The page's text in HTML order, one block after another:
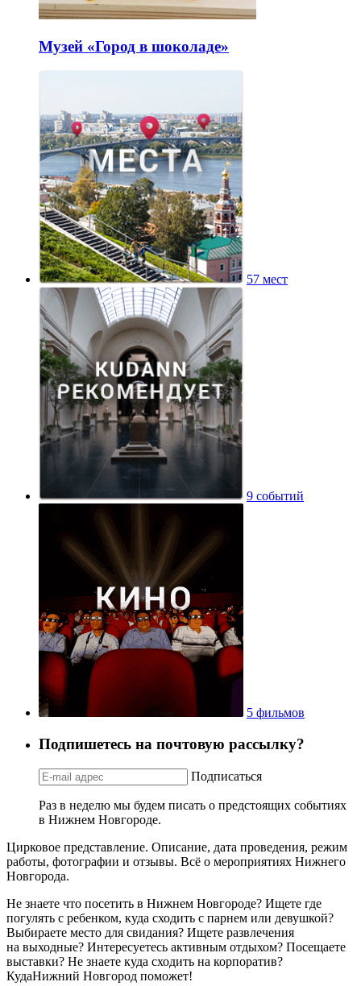
Музей «Город в шоколаде»
57 мест
9 событий
5 фильмов
Подпишетесь на почтовую рассылку?
Подписаться
Раз в неделю мы будем писать о предстоящих событиях
в Нижнем Новгороде.
Цирковое представление. Описание, дата проведения, режим
работы, фотографии и отзывы. Всё о мероприятиях Нижнего
Новгорода.
Не знаете что посетить в Нижнем Новгороде? Ищете где
погулять с ребенком, куда сходить с парнем или девушкой?
Выбираете место для свидания? Ищете развлечения
на выходные? Интересуетесь активным отдыхом? Посещаете
выставки? Не знаете куда сходить на корпоратив?
КудаНижний Новгород поможет!